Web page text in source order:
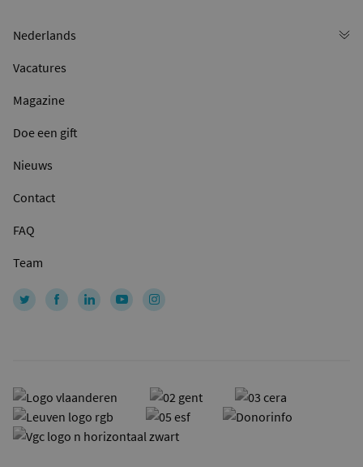
Vacatures
Magazine
Doe een gift
Nieuws
Contact
FAQ
Team